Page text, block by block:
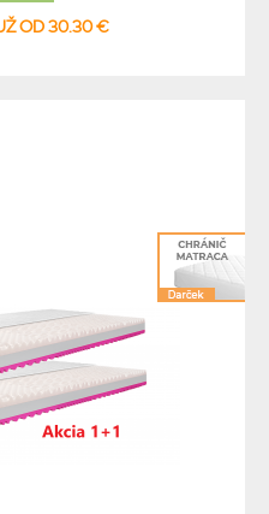
OD 30.30 €